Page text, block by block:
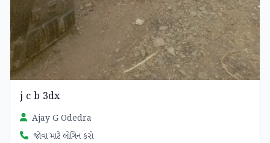
j c b 3dx
Ajay G Odedra
જોવા માટે લોગિન કરો